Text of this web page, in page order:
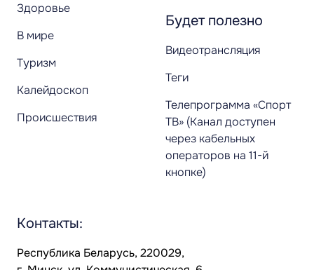
Здоровье
В мире
Туризм
Калейдоскоп
Происшествия
Будет полезно
Видеотрансляция
Теги
Телепрограмма «Спорт
ТВ» (Канал доступен
через кабельных
операторов на 11-й
кнопке)
Контакты:
Республика Беларусь, 220029,